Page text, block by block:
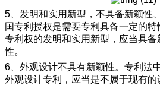
5、发明和实用新型，不具备新颖性
国专利授权是需要专利具备一定的
专利权的发明和实用新型，应当具备
性。
6、外观设计不具有新颖性。专利法
外观设计专利，应当是不属于现有